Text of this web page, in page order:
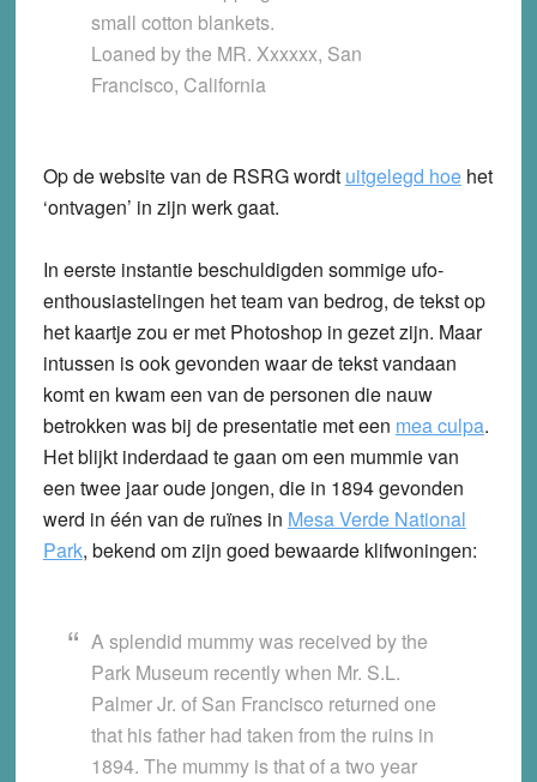
small cotton blankets.
Loaned by the MR. Xxxxxx, San
Francisco, California
Op de website van de RSRG wordt uitgelegd hoehet
‘ontvagen’ in zijn werk gaat.
In eerste instantie beschuldigden sommige ufo-
enthousiastelingen het team van bedrog, de tekst op
het kaartje zou er met Photoshop in gezet zijn. Maar
intussen is ook gevonden waar de tekst vandaan
komt en kwam een van de personen die nauw
betrokken was bij de presentatie met een mea culpa.
Het blijkt inderdaad te gaan om een mummie van
een twee jaar oude jongen, die in 1894 gevonden
werd in één van de ruïnes in Mesa Verde National
Park, bekend om zijn goed bewaarde klifwoningen:
A splendid mummy was received by the
Park Museum recently when Mr. S.L.
Palmer Jr. of San Francisco returned one
that his father had taken from the ruins in
1894. The mummy is that of a two year